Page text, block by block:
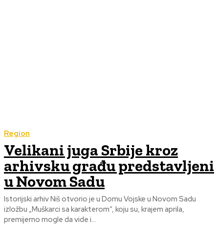
Region
Velikani juga Srbije kroz
arhivsku građu predstavljeni
u Novom Sadu
Istorijski arhiv Niš otvorio je u Domu Vojske u Novom Sadu
izložbu „Muškarci sa karakterom“, koju su, krajem aprila,
premijerno mogle da vide i...